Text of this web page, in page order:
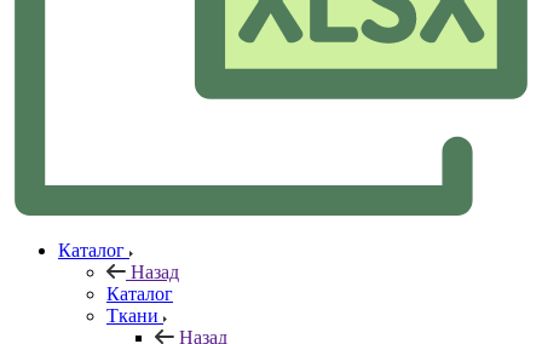
Каталог
Назад
Каталог
Ткани
Назад